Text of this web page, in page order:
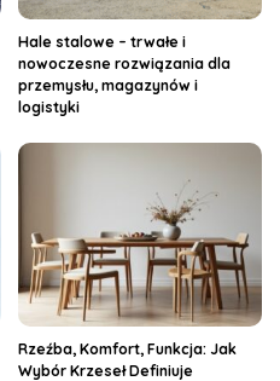
Hale stalowe – trwałe i
nowoczesne rozwiązania dla
przemysłu, magazynów i
logistyki
Rzeźba, Komfort, Funkcja: Jak
Wybór Krzeseł Definiuje